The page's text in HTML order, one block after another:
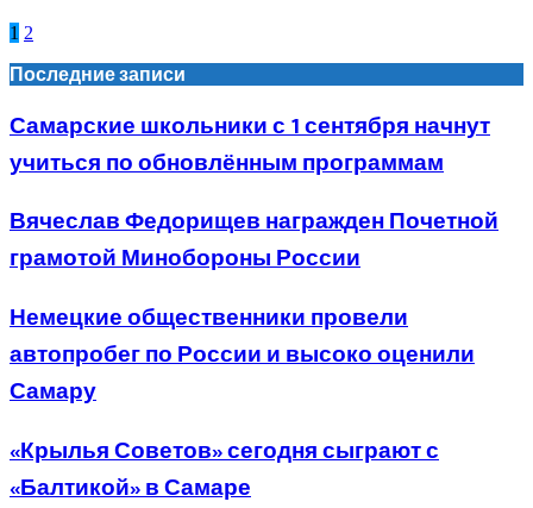
1 2
Последние записи
Самарские школьники с 1 сентября начнут
учиться по обновлённым программам
Вячеслав Федорищев награжден Почетной
грамотой Минобороны России
Немецкие общественники провели
автопробег по России и высоко оценили
Самару
«Крылья Советов» сегодня сыграют с
«Балтикой» в Самаре